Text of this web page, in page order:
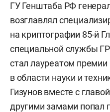
ГУ Генштаба РФ
возглавлял
на криптографии 85-й
специальной службы
стал лауреатом
в области науки и
Гизунов вместе с
другими замами попал